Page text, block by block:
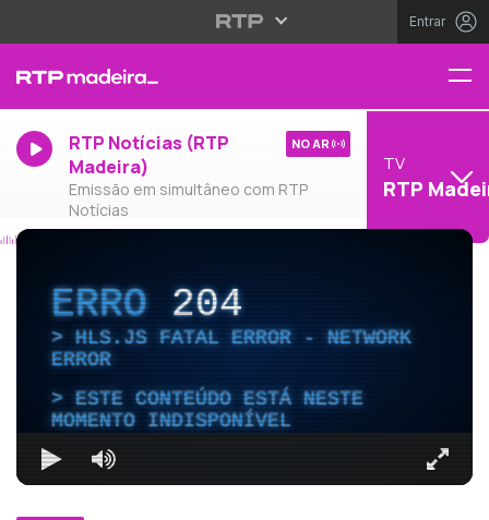
Entrar
RTP Notícias (RTP
Madeira)
Emissão em simultâneo com RTP
Notícias
NO AR
TV
RTP
ERRO204
HLS.JS FATAL ERROR - NETWORK
ERROR
ESTE CONTEÚDO ESTÁ NESTE
MOMENTO INDISPONÍVEL